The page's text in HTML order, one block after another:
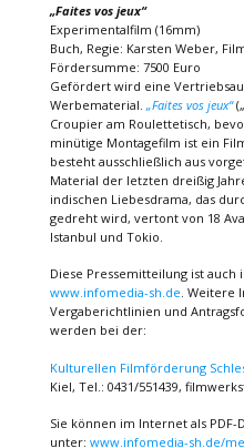
„Faites vos jeux“
Experimentalfilm (16mm)
Buch, Regie: Karsten Weber,
Fördersumme: 7500 Euro
Gefördert wird eine
Werbematerial. „Faites vos jeux“
Croupier am Roulettetisch,
minütige Montagefilm ist ein
besteht ausschließlich aus
Material der letzten dreißig
indischen Liebesdrama, das
gedreht wird, vertont von 18
Istanbul und Tokio.
Diese Pressemitteilung ist
www.infomedia-sh.de. Weitere
Vergaberichtlinien und
werden bei der:
Kulturellen Filmförderung
Kiel, Tel.: 0431/551439,
Sie können im Internet als
unter: www.infomedia-sh.de/